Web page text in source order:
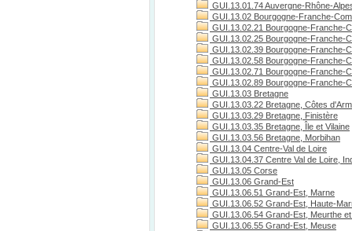
GUI.13.01.74 Auvergne-Rhône-
GUI.13.02 Bourgogne-Franche-
GUI.13.02.21 Bourgogne-Franche-
GUI.13.02.25 Bourgogne-Franche-
GUI.13.02.39 Bourgogne-Franche-
GUI.13.02.58 Bourgogne-Franche-
GUI.13.02.71 Bourgogne-Franche-
GUI.13.02.89 Bourgogne-Franche-
GUI.13.03 Bretagne
GUI.13.03.22 Bretagne, Côtes
GUI.13.03.29 Bretagne, Finistère
GUI.13.03.35 Bretagne, Île et Vilaine
GUI.13.03.56 Bretagne, Morbihan
GUI.13.04 Centre-Val de Loire
GUI.13.04.37 Centre Val de Loire,
GUI.13.05 Corse
GUI.13.06 Grand-Est
GUI.13.06.51 Grand-Est, Marne
GUI.13.06.52 Grand-Est, Haute-
GUI.13.06.54 Grand-Est, Meurthe
GUI.13.06.55 Grand-Est, Meuse